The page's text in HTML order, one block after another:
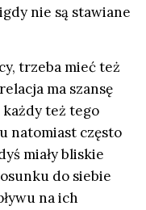
nie są stawiane
trzeba mieć też
ma szansę
każdy też tego
natomiast często
miały bliskie
do siebie
na ich